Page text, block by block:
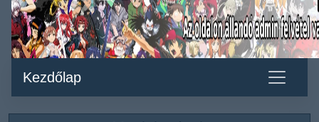
Kezdőlap